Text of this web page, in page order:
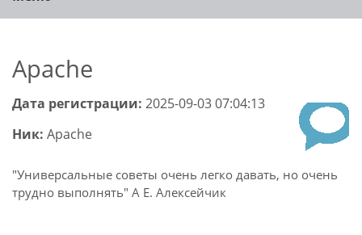
Apache
Дата регистрации: 2025-09-03 07:04:13
Ник: Apache
"Универсальные советы очень легко давать, но очень
трудно выполнять" А Е. Алексейчик